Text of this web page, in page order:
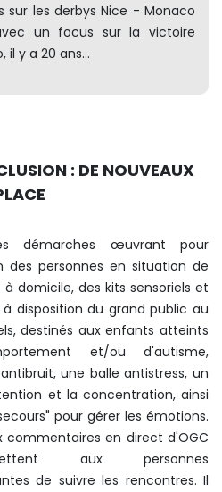
sur les derbys Nice - Monaco
un focus sur la victoire
y a 20 ans...
: DE NOUVEAUX
démarches œuvrant pour
des personnes en situation de
domicile, des kits sensoriels et
disposition du grand public au
destinés aux enfants atteints
et/ou d'autisme,
une balle antistress, un
et la concentration, ainsi
pour gérer les émotions.
commentaires en direct d'OGC
aux personnes
de suivre les rencontres. Il